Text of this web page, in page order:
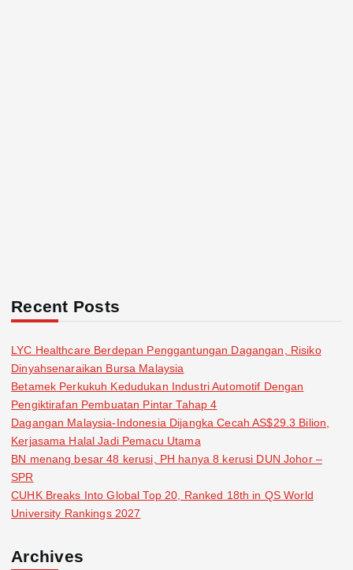
Recent Posts
LYC Healthcare Berdepan Penggantungan Dagangan, Risiko
Dinyahsenaraikan Bursa Malaysia
Betamek Perkukuh Kedudukan Industri Automotif Dengan
Pengiktirafan Pembuatan Pintar Tahap 4
Dagangan Malaysia-Indonesia Dijangka Cecah AS$29.3 Bilion,
Kerjasama Halal Jadi Pemacu Utama
BN menang besar 48 kerusi, PH hanya 8 kerusi DUN Johor –
SPR
CUHK Breaks Into Global Top 20, Ranked 18th in QS World
University Rankings 2027
Archives